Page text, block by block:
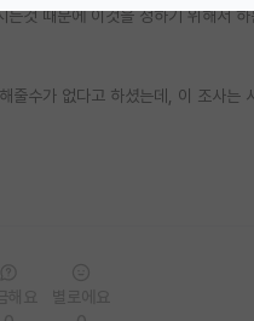
는것 때문에 이것을 정하기 위해서
수가 없다고 하셨는데, 이 조사는